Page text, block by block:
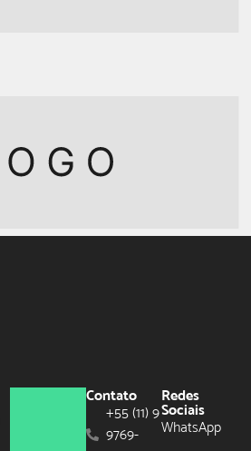
Contato
+55 (11) 9
9769-
Redes
Sociais
WhatsApp